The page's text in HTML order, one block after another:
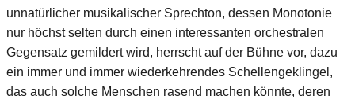
unnatürlicher musikalischer Sprechton, dessen Monotonie
nur höchst selten durch einen interessanten orchestralen
Gegensatz gemildert wird, herrscht auf der Bühne vor, dazu
ein immer und immer wiederkehrendes Schellengeklingel,
das auch solche Menschen rasend machen könnte, deren